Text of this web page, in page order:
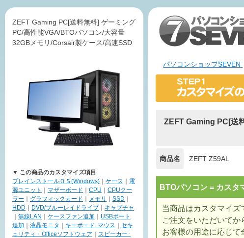
ZEFT Gaming PC[送料無料] ゲーミング
PC/高性能VGA/BTOパソコン/大容量
32GBメモリ/Corsair製ケース/高速SSD
▼ この商品のカスタマイズ項目
プレインストールＯＳ(Windows)
ケース
電
源ユニット
マザーボード CPU
CPUクー
ラー
グラフィックカード メモリ SSD
HDD
DVD/ブルーレイドライブ
キャプチャ
無線LAN ケースファン追加
USBポート
追加
液晶モニタ キーボード･マウス
セキ
ュリティ・Officeソフトウェア
スピーカー･
パソコンショップSEVEN
ZEFT Gaming PC[送
商品名 ZEFT Z59AL
BTOパソコン = カスタ
当商品はカスタマイズ
ご注文をいただいてか
お客様の用途に応じ